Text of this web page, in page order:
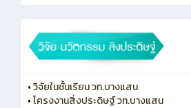
•วิจัยในชั้นเรียน วท.บางแสน
•โครงงานสิ่งประดิษฐ์ วท.บางแสน